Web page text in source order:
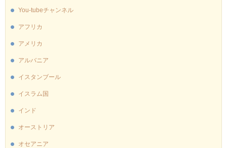
You-tubeチャンネル
アフリカ
アメリカ
アルバニア
イスタンブール
イスラム国
インド
オーストリア
オセアニア